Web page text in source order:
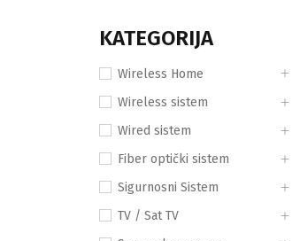
KATEGORIJA
Wireless Home
Wireless sistem
Wired sistem
Fiber optički sistem
Sigurnosni Sistem
TV / Sat TV